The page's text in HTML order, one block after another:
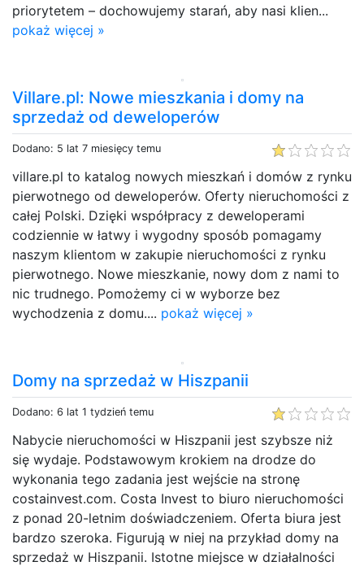
priorytetem – dochowujemy starań, aby nasi klien...
pokaż więcej »
Villare.pl: Nowe mieszkania i domy na
sprzedaż od deweloperów
Dodano: 5 lat 7 miesięcy temu
villare.pl to katalog nowych mieszkań i domów z rynku
pierwotnego od deweloperów. Oferty nieruchomości z
całej Polski. Dzięki współpracy z deweloperami
codziennie w łatwy i wygodny sposób pomagamy
naszym klientom w zakupie nieruchomości z rynku
pierwotnego. Nowe mieszkanie, nowy dom z nami to
nic trudnego. Pomożemy ci w wyborze bez
wychodzenia z domu.... pokaż więcej »
Domy na sprzedaż w Hiszpanii
Dodano: 6 lat 1 tydzień temu
Nabycie nieruchomości w Hiszpanii jest szybsze niż
się wydaje. Podstawowym krokiem na drodze do
wykonania tego zadania jest wejście na stronę
costainvest.com. Costa Invest to biuro nieruchomości
z ponad 20-letnim doświadczeniem. Oferta biura jest
bardzo szeroka. Figurują w niej na przykład domy na
sprzedaż w Hiszpanii. Istotne miejsce w działalności